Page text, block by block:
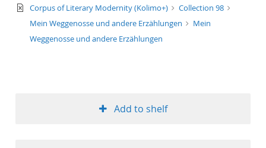
text/xml
Corpus of Literary Modernity (Kolimo+)
Collection 98
Mein Weggenosse und andere Erzählungen
Mein
Weggenosse und andere Erzählungen
Add to shelf